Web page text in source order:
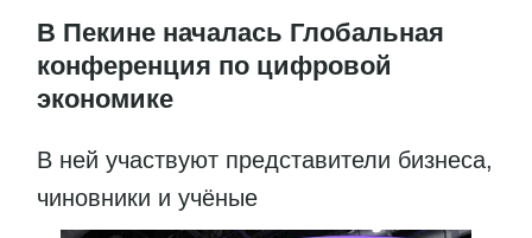
В Пекине началась Глобальная
конференция по цифровой
экономике
В ней участвуют представители бизнеса,
чиновники и учёные